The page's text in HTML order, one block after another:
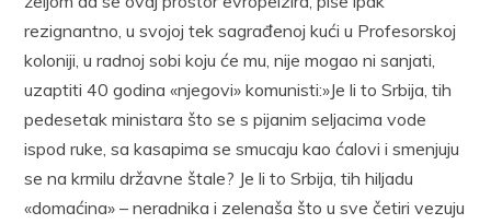
rezignantno, u svojoj tek sagrađenoj kući u Profesorskoj
koloniji, u radnoj sobi koju će mu, nije mogao ni sanjati,
uzaptiti 40 godina «njegovi» komunisti:»Je li to Srbija, tih
pedesetak ministara što se s pijanim seljacima vode
ispod ruke, sa kasapima se smucaju kao ćalovi i smenjuju
se na krmilu državne štale? Je li to Srbija, tih hiljadu
«domaćina» – neradnika i zelenaša što u sve četiri vezuju